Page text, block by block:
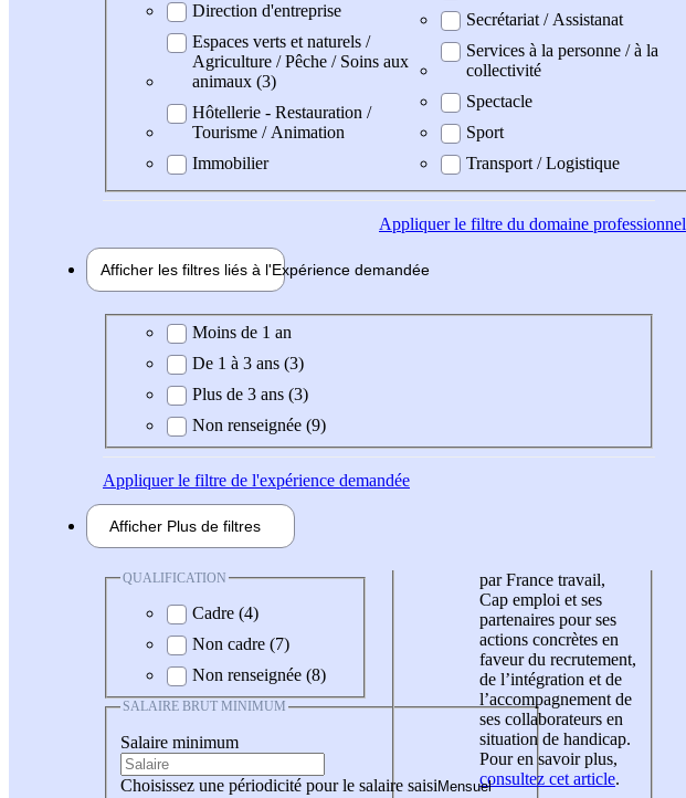
Direction d'entreprise
Espaces verts et naturels /
Agriculture / Pêche / Soins aux
animaux (3)
Hôtellerie - Restauration /
Tourisme / Animation
Immobilier
Secrétariat / Assistanat
Services à la personne / à la
collectivité
Spectacle
Sport
Transport / Logistique
Appliquerle filtre du domaine professionnel
Afficher les filtres liés à l'Expérience demandée
Expérience demandée
Moins de 1 an
De 1 à 3 ans (3)
Plus de 3 ans (3)
Non renseignée (9)
Appliquerle filtre de l'expérience demandée
Afficher Plus de filtres
QUALIFICATION
Cadre (4)
Non cadre (7)
Non renseignée (8)
SALAIRE BRUT MINIMUM
Salaire minimum
Choisissez une périodicité pour le salaire saisi
par France travail,
Cap emploi et ses
partenaires pour ses
actions concrètes en
faveur du recrutement,
de l’intégration et de
l’accompagnement de
ses collaborateurs en
situation de handicap.
Pour en savoir plus,
consultez cet article.